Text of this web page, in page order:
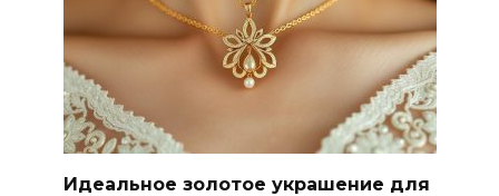
Идеальное золотое украшение для